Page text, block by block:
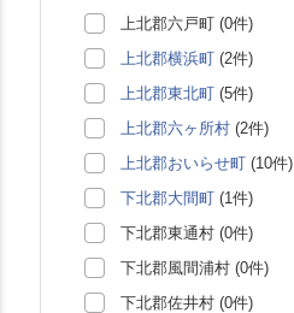
上北郡六戸町 (0件)
上北郡横浜町 (2件)
上北郡東北町 (5件)
上北郡六ヶ所村 (2件)
上北郡おいらせ町 (10件)
下北郡大間町 (1件)
下北郡東通村 (0件)
下北郡風間浦村 (0件)
下北郡佐井村 (0件)